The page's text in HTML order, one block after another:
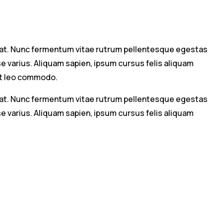
Nunc fermentum vitae rutrum pellentesque egestas
Aliquam sapien, ipsum cursus felis aliquam
leo commodo.
Nunc fermentum vitae rutrum pellentesque egestas
Aliquam sapien, ipsum cursus felis aliquam